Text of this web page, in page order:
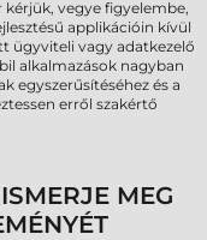
vegye figyelembe,
applikációin kívül
ügyviteli vagy adatkezelő
alkalmazások nagyban
egyszerűsítéséhez és a
erről szakértő
MEG